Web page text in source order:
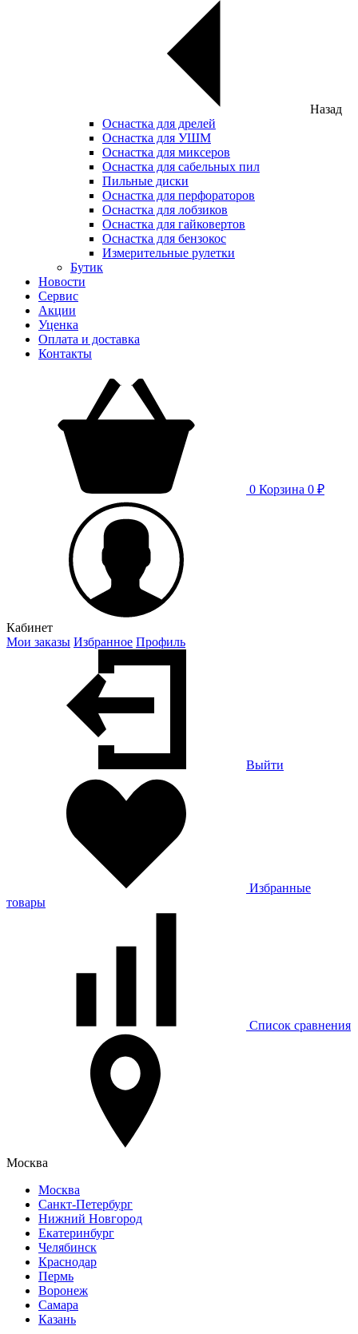
Назад
Оснастка для дрелей
Оснастка для УШМ
Оснастка для миксеров
Оснастка для сабельных пил
Пильные диски
Оснастка для перфораторов
Оснастка для лобзиков
Оснастка для гайковертов
Оснастка для бензокос
Измерительные рулетки
Бутик
Новости
Сервис
Акции
Уценка
Оплата и доставка
Контакты
0 Корзина 0 ₽
Кабинет
Мои заказы Избранное Профиль
Выйти
Избранные
товары
Список сравнения
Москва
Москва
Санкт-Петербург
Нижний Новгород
Екатеринбург
Челябинск
Краснодар
Пермь
Воронеж
Самара
Казань